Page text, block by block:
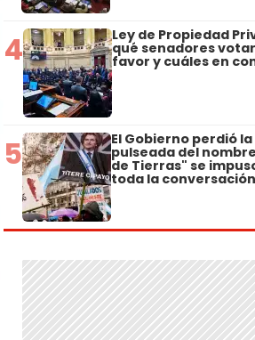
4 Ley de Propiedad
qué senadores
favor y cuáles en
5 El Gobierno perdió la
pulseada del
de Tierras" se
toda la